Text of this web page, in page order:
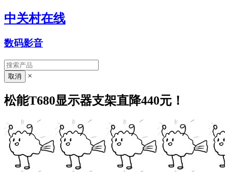
中关村在线
数码影音
×
松能T680显示器支架直降440元！